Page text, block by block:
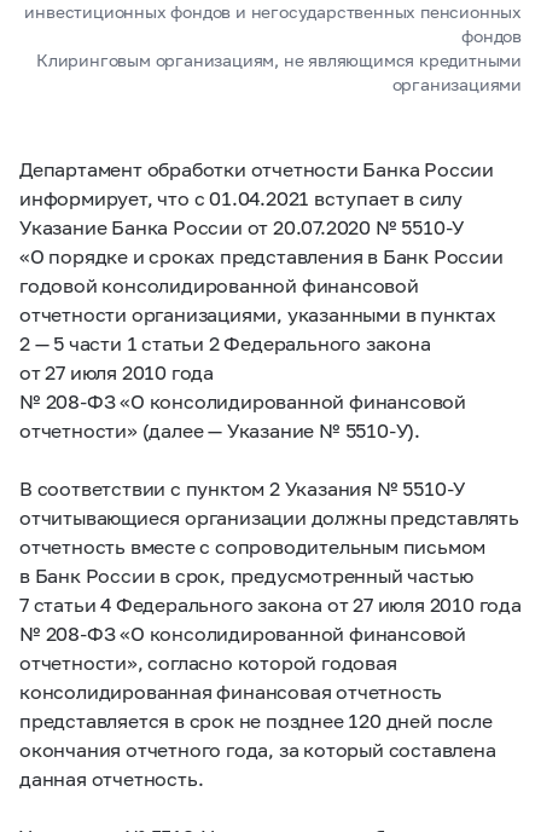
инвестиционных фондов и негосударственных пенсионных
фондов
Клиринговым организациям, не являющимся кредитными
организациями
Департамент обработки отчетности Банка России
информирует, что с 01.04.2021 вступает в силу
Указание Банка России от 20.07.2020 № 5510-У
«О порядке и сроках представления в Банк России
годовой консолидированной финансовой
отчетности организациями, указанными в пунктах
2 — 5 части 1 статьи 2 Федерального закона
от 27 июля 2010 года
№ 208-ФЗ«О консолидированной финансовой
отчетности» (далее — Указание № 5510-У).
В соответствии с пунктом 2 Указания № 5510-У
отчитывающиеся организации должны представлять
отчетность вместе с сопроводительным письмом
в Банк России в срок, предусмотренный частью
7 статьи 4 Федерального закона от 27 июля 2010 года
№ 208-ФЗ«О консолидированной финансовой
отчетности», согласно которой годовая
консолидированная финансовая отчетность
представляется в срок не позднее 120 дней после
окончания отчетного года, за который составлена
данная отчетность.